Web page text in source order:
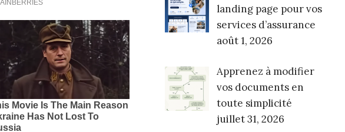
landing page pour vos
services d’assurance
août 1, 2026
Apprenez à modifier
vos documents en
toute simplicité
juillet 31, 2026